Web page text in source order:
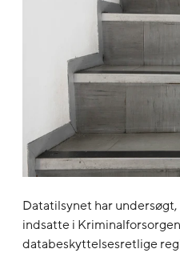
Datatilsynet har
indsatte i
databeskyttelsesretlige